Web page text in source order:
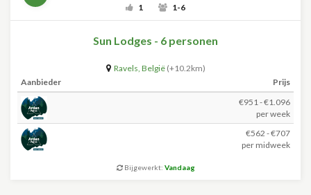
1 1-6
Sun Lodges - 6 personen
Ravels, België (+10.2km)
Aanbieder
Prijs
€951 - €1.096
per week
€562 - €707
per midweek
Bijgewerkt: Vandaag